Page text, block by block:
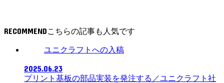
RECOMMEND
ユニクラフトへの入稿
2025.06.23
プリント基板の部品実装を発注する／ユニクラフト社